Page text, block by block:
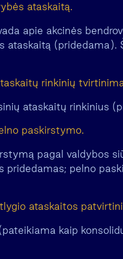
ataskaitą.
apie akcinės
ataskaitą (pridedama).
rinkinių
ataskaitų rinkinius
paskirstymo.
pagal valdybos
pridedamas; pelno
ataskaitos
kaip